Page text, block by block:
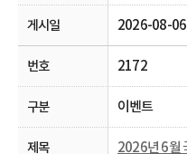
2026-08-06
2172
이벤트